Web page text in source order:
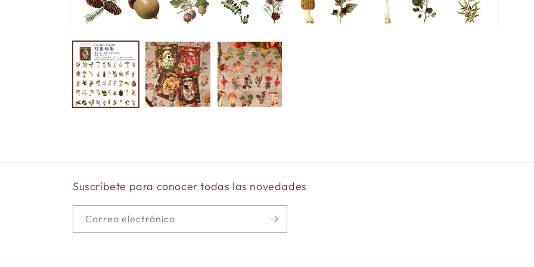
elemento
multimedia
en
una
ventana
modal
Suscríbete para conocer todas las novedades
Correo electrónico